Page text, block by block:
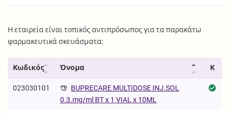
Η εταιρεία είναι τοπικός αντιπρόσωπος για τα παρακάτω
φαρμακευτικά σκευάσματα:
Κωδικός Όνομα Κ
023030101
BUPRECARE MULTIDOSE INJ.SOL
0.3.mg/ml BT x 1 VIAL x 10ML